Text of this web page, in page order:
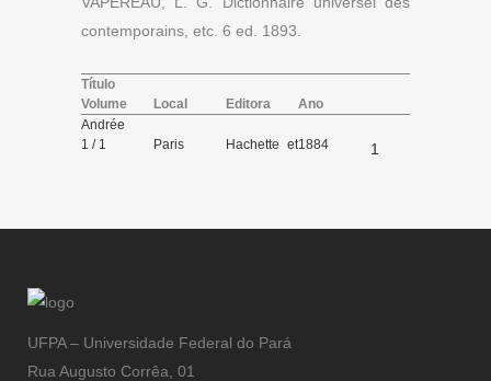
contemporains, etc. 6 ed. 1893.
Título
Volume
Local Editora
Ano
Andrée
1 / 1
Paris
Hachette et1884 1
UFPA – Universidade Federal do Pará
Rua Augusto Corrêa, 01